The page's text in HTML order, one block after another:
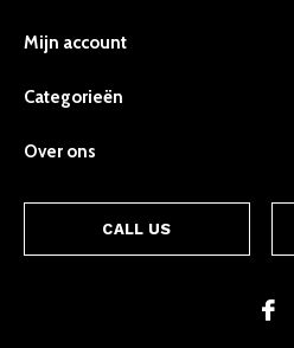
Mijn account
Categorieën
Over ons
CALL US